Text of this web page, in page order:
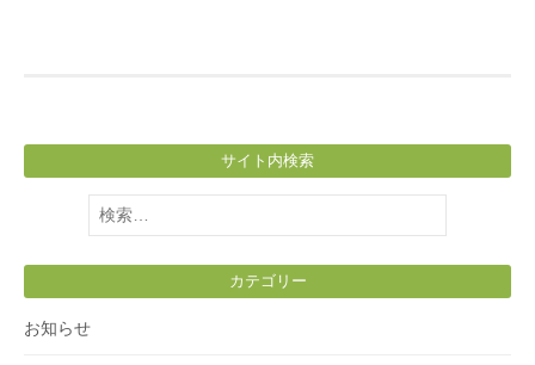
サイト内検索
検
索:
カテゴリー
お知らせ